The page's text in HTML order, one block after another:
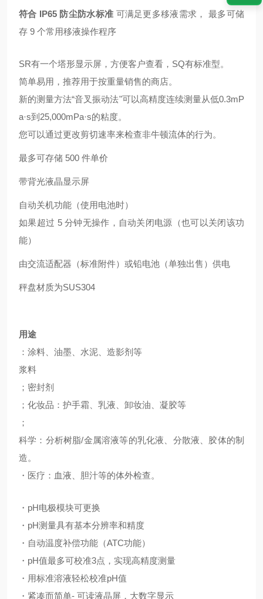
符合 IP65 防尘防水标准 可满足更多移液需求，最多可储
存 9 个常用移液操作程序
SR有一个塔形显示屏，方便客户查看，SQ有标准型。
简单易用，推荐用于按重量销售的商店。
新的测量方法“音叉振动法"可以高精度连续测量从低0.3mP
a·s到25,000mPa·s的粘度。
您可以通过更改剪切速率来检查非牛顿流体的行为。
最多可存储 500 件单价
带背光液晶显示屏
自动关机功能（使用电池时）
如果超过 5 分钟无操作，自动关闭电源（也可以关闭该功
能）
由交流适配器（标准附件）或铅电池（单独出售）供电
秤盘材质为SUS304
用途
：涂料、油墨、水泥、造影剂等
浆料
；密封剂
；化妆品：护手霜、乳液、卸妆油、凝胶等
；
科学：分析树脂/金属溶液等的乳化液、分散液、胶体的制
造。
・医疗：血液、胆汁等的体外检查。
・pH电极模块可更换
・pH测量具有基本分辨率和精度
・自动温度补偿功能（ATC功能）
・pH值最多可校准3点，实现高精度测量
・用标准溶液轻松校准pH值
・紧凑而简单- 可读液晶屏，大数字显示